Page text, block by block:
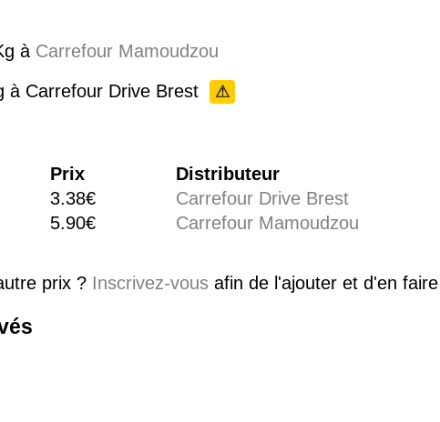
à Carrefour Mamoudzou
Carrefour Drive Brest
⚠
Prix
Distributeur
3.38€
Carrefour Drive Brest
5.90€ Carrefour Mamoudzou
prix ? Inscrivez-vous afin de l'ajouter et d'en